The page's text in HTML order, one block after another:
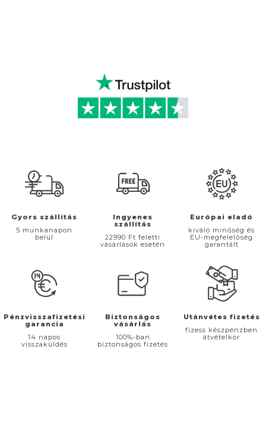
Gyors szállítás
5 munkanapon
belül
Ingyenes
szállítás
22990 Ft feletti
vásárlások esetén
Európai eladó
kiváló minőség és
EU-megfelelőség
garantált
Pénzvisszafizetési
garancia
14 napos
visszaküldés
Biztonságos
vásárlás
100%-ban
biztonságos fizetés
Utánvétes fizetés
fizess készpénzben
átvételkor